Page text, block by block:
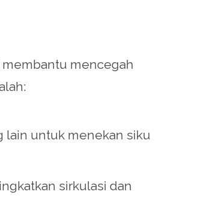
mencegah
lain untuk menekan siku
sirkulasi dan